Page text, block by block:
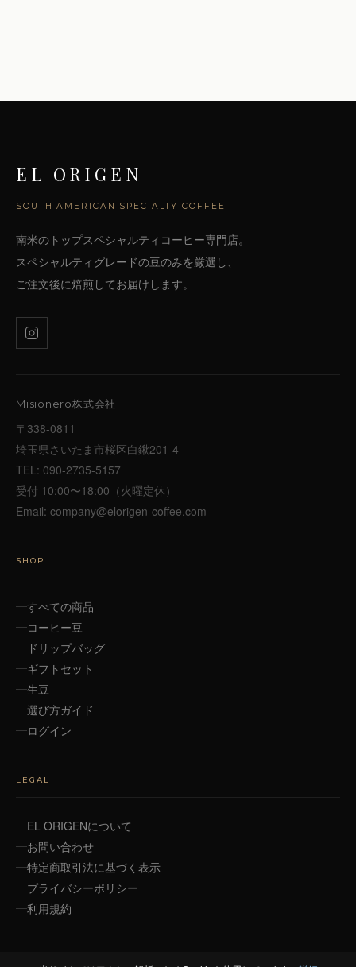
EL ORIGEN
SOUTH AMERICAN SPECIALTY COFFEE
南米のトップスペシャルティコーヒー専門店。
スペシャルティグレードの豆のみを厳選し、
ご注文後に焙煎してお届けします。
Misionero株式会社
〒338-0811
埼玉県さいたま市桜区白鍬201-4
TEL: 090-2735-5157
受付 10:00〜18:00（火曜定休）
Email: company@elorigen-coffee.com
SHOP
すべての商品
コーヒー豆
ドリップバッグ
ギフトセット
生豆
選び方ガイド
ログイン
LEGAL
EL ORIGENについて
お問い合わせ
特定商取引法に基づく表示
プライバシーポリシー
利用規約